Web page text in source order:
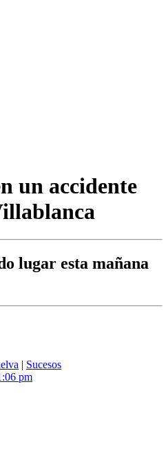
un accidente
lugar esta mañana
| Sucesos
pm